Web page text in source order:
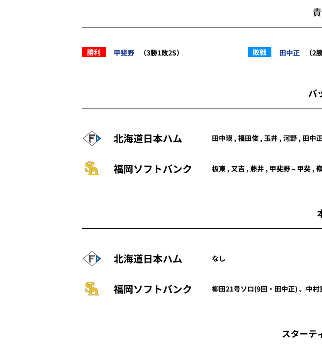
勝利 甲斐野 （3勝1敗2S） 敗戦 田中正 （2
バ
北海道日本ハム 田中瑛 , 福田俊 , 玉井 , 河野 , 田中
福岡ソフトバンク 板東 , 又吉 , 藤井 , 甲斐野– 甲斐 ,
北海道日本ハム なし
福岡ソフトバンク 柳田21号ソロ(9回・ 田中正) 、 中村
スターテ